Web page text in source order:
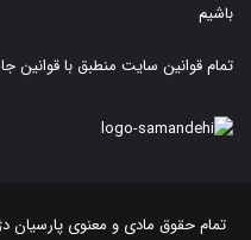
باشیم
تمام قوانین سایت منطبق با
تمام حقوق مادی و معنوی پارسیان